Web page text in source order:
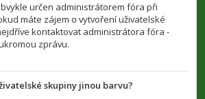
určen administrátorem fóra při
máte zájem o vytvoření uživatelské
kontaktovat administrátora fóra -
zprávu.
skupiny jinou barvu?